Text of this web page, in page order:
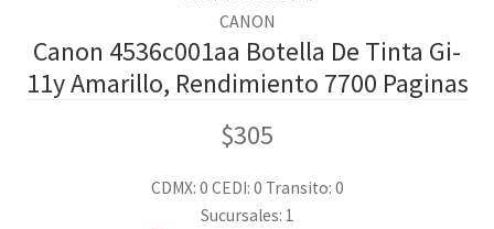
CANON
Canon 4536c001aa Botella De Tinta Gi-
11y Amarillo, Rendimiento 7700 Paginas
$305
CDMX: 0 CEDI: 0 Transito: 0
Sucursales: 1